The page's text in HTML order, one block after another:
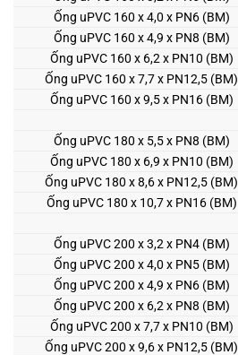
Ống uPVC 160 x 4,0 x PN6 (BM)
Ống uPVC 160 x 4,9 x PN8 (BM)
Ống uPVC 160 x 6,2 x PN10 (BM)
Ống uPVC 160 x 7,7 x PN12,5 (BM)
Ống uPVC 160 x 9,5 x PN16 (BM)
Ống uPVC 180 x 5,5 x PN8 (BM)
Ống uPVC 180 x 6,9 x PN10 (BM)
Ống uPVC 180 x 8,6 x PN12,5 (BM)
Ống uPVC 180 x 10,7 x PN16 (BM)
Ống uPVC 200 x 3,2 x PN4 (BM)
Ống uPVC 200 x 4,0 x PN5 (BM)
Ống uPVC 200 x 4,9 x PN6 (BM)
Ống uPVC 200 x 6,2 x PN8 (BM)
Ống uPVC 200 x 7,7 x PN10 (BM)
Ống uPVC 200 x 9,6 x PN12,5 (BM)